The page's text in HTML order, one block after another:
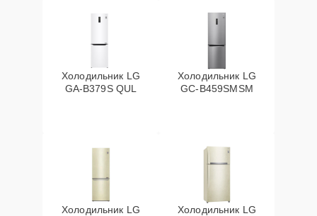
Холодильник LG
GA-B379S QUL
Холодильник LG
GC-B459SMSM
Холодильник LG
Холодильник LG